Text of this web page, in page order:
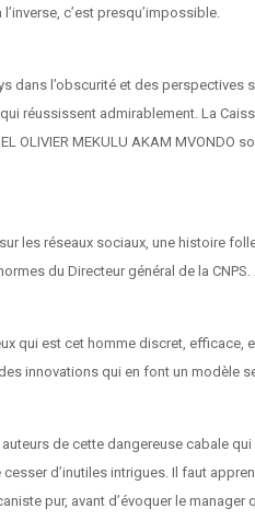
c’est presqu’impossible.
dans l’obscurité et des
réussissent admirablement. La
OLIVIER MEKULU AKAM
les réseaux sociaux, une histoire
du Directeur général de la
qui est cet homme discret,
innovations qui en font un modèle
de cette dangereuse cabale
d’inutiles intrigues. Il faut
pur, avant d’évoquer le